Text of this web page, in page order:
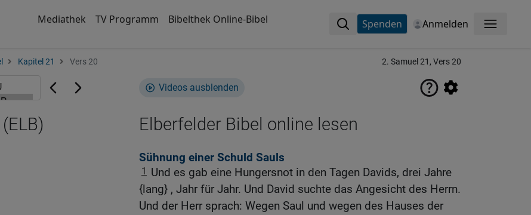
Mediathek TV Programm Bibelthek Online-Bibel Spenden Anmelden Menü
Kapitel 21 Vers 20 2. Samuel 21, Vers 20
Videos ausblenden
Elberfelder Bibel online lesen
Sühnung einer Schuld Sauls
1
Und es gab eine Hungersnot in den Tagen Davids, drei Jahre
{lang} , Jahr für Jahr. Und David suchte das Angesicht des Herrn.
Und der Herr sprach: Wegen Saul und wegen des Hauses der